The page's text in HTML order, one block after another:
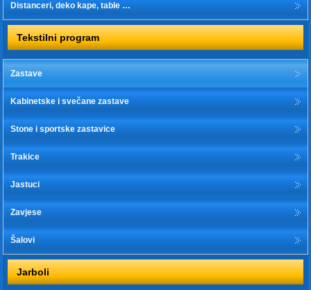
Distanceri, deko kape, table …
Tekstilni program
Zastave
Kabinetske i svečane zastave
Stone i sportske zastavice
Trakice
Jastuci
Zavjese
Šalovi
Jarboli